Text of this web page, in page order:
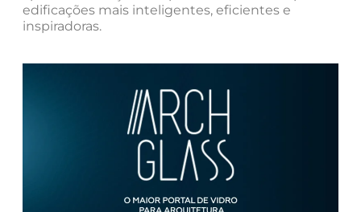
edificações mais inteligentes, eficientes e
inspiradoras.